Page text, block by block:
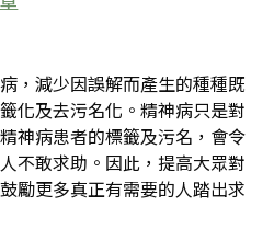
，減少因誤解而產生的種種既
化及去污名化。精神病只是對
神病患者的標籤及污名，會令
不敢求助。因此，提高大眾對
勵更多真正有需要的人踏出求